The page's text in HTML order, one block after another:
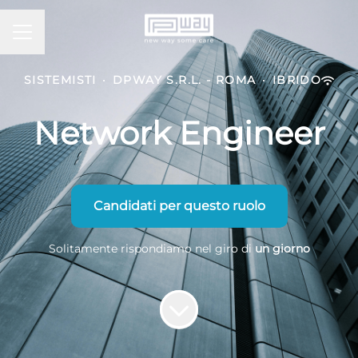
SISTEMISTI · DPWAY S.R.L. - ROMA · IBRIDO
Network Engineer
Candidati per questo ruolo
Solitamente rispondiamo nel giro di un giorno